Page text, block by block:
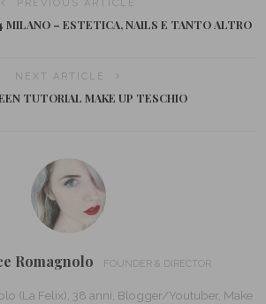
PREVIOUS ARTICLE
MILANO – ESTETICA, NAILS E TANTO ALTRO
NEXT ARTICLE
TUTORIAL MAKE UP TESCHIO
Romagnolo FOUNDER & DIRECTOR
(La Felix), 38 anni, Blogger/Youtuber, Make